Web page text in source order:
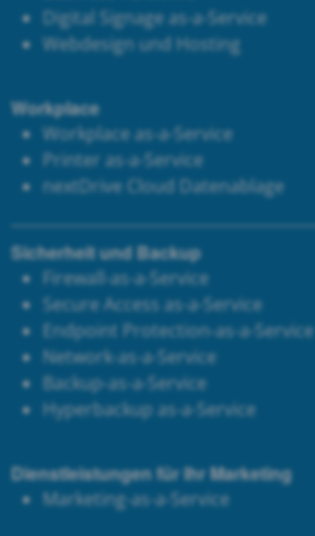
Digital Signage as-a-Service
Webdesign und Hosting
Workplace
Workplace as-a-Service
Printer as-a-Service
nextDrive Cloud Datenablage
Sicherheit und Backup
Firewall-as-a-Service
Secure Access as-a-Service
Endpoint Protection-as-a-Service
Network-as-a-Service
Backup-as-a-Service
Hyperbackup as-a-Service
Dienstleistungen für Ihr Marketing
Marketing-as-a-Service